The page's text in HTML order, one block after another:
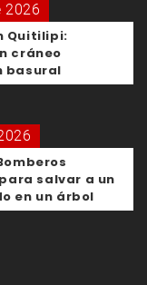
2026
Quitilipi:
cráneo
basural
salvar a un
en un árbol